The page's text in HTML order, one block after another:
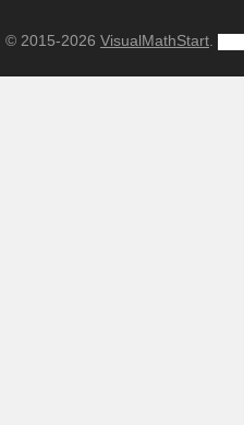
© 2015-2026 VisualMathStart